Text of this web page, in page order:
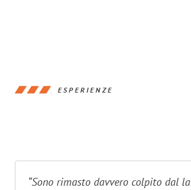
ESPERIENZE
“Sono rimasto davvero colpito dal